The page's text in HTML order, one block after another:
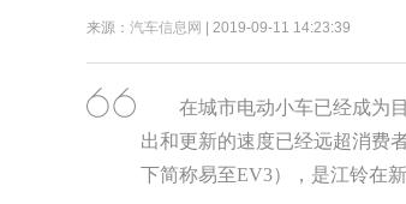
来源： 汽车信息网 | 2019-09-11 14:23:39
在城市电动小车已经成为
出和更新的速度已经远超消费
下简称易至EV3），是江铃在